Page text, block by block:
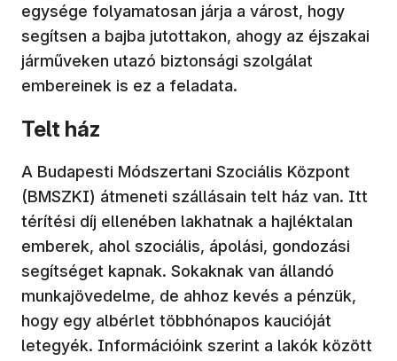
egysége folyamatosan járja a várost, hogy
segítsen a bajba jutottakon, ahogy az éjszakai
járműveken utazó biztonsági szolgálat
embereinek is ez a feladata.
Telt ház
A Budapesti Módszertani Szociális Központ
(BMSZKI) átmeneti szállásain telt ház van. Itt
térítési díj ellenében lakhatnak a hajléktalan
emberek, ahol szociális, ápolási, gondozási
segítséget kapnak. Sokaknak van állandó
munkajövedelme, de ahhoz kevés a pénzük,
hogy egy albérlet többhónapos kaucióját
letegyék. Információink szerint a lakók között